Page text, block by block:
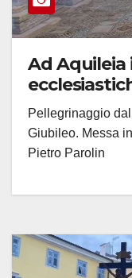
Ad Aquileia
Pellegrinaggio
Giubileo. Messa
Pietro Parolin